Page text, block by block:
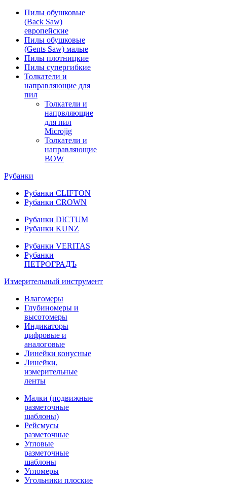
Пилы обушковые
(Back Saw)
европейские
Пилы обушковые
(Gents Saw) малые
Пилы плотницкие
Пилы супергибкие
Толкатели и
направляющие для
пил
Толкатели и
напрвляющие
для пил
Microjig
Толкатели и
направляющие
BOW
Рубанки
Рубанки CLIFTON
Рубанки CROWN
Рубанки DICTUM
Рубанки KUNZ
Рубанки VERITAS
Рубанки
ПЕТРОГРАДЪ
Измерительный инструмент
Влагомеры
Глубиномеры и
высотомеры
Индикаторы
цифровые и
аналоговые
Линейки конусные
Линейки,
измерительные
ленты
Малки (подвижные
разметочные
шаблоны)
Рейсмусы
разметочные
Угловые
разметочные
шаблоны
Угломеры
Угольники плоские